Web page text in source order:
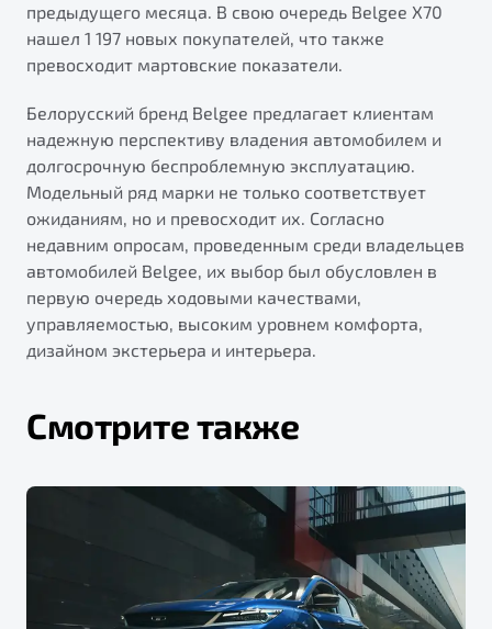
предыдущего месяца. В свою очередь Belgee X70
нашел 1 197 новых покупателей, что также
превосходит мартовские показатели.
Белорусский бренд Belgee предлагает клиентам
надежную перспективу владения автомобилем и
долгосрочную беспроблемную эксплуатацию.
Модельный ряд марки не только соответствует
ожиданиям, но и превосходит их. Согласно
недавним опросам, проведенным среди владельцев
автомобилей Belgee, их выбор был обусловлен в
первую очередь ходовыми качествами,
управляемостью, высоким уровнем комфорта,
дизайном экстерьера и интерьера.
Смотрите также